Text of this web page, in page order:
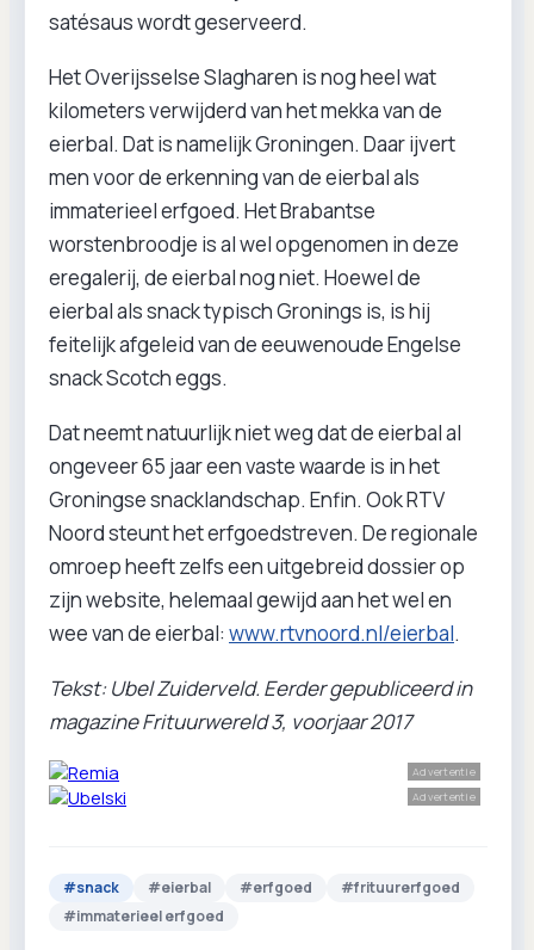
satésaus wordt geserveerd.
Het Overijsselse Slagharen is nog heel wat
kilometers verwijderd van het mekka van de
eierbal. Dat is namelijk Groningen. Daar ijvert
men voor de erkenning van de eierbal als
immaterieel erfgoed. Het Brabantse
worstenbroodje is al wel opgenomen in deze
eregalerij, de eierbal nog niet. Hoewel de
eierbal als snack typisch Gronings is, is hij
feitelijk afgeleid van de eeuwenoude Engelse
snack Scotch eggs.
Dat neemt natuurlijk niet weg dat de eierbal al
ongeveer 65 jaar een vaste waarde is in het
Groningse snacklandschap. Enfin. Ook RTV
Noord steunt het erfgoedstreven. De regionale
omroep heeft zelfs een uitgebreid dossier op
zijn website, helemaal gewijd aan het wel en
wee van de eierbal: www.rtvnoord.nl/eierbal.
Tekst: Ubel Zuiderveld. Eerder gepubliceerd in
magazine Frituurwereld 3, voorjaar 2017
Advertentie
Advertentie
#snack #eierbal #erfgoed #frituurerfgoed
#immaterieel erfgoed